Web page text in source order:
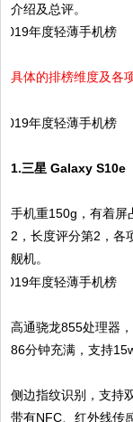
介绍及总评。
具体的排榜维度及各
1.三星 Galaxy S10e
手机重150g，有着屏
2，长度评分第2，各
舰机。
高通骁龙855处理器
86分钟充满，支持
侧边指纹识别，支持
带有NFC、红外线传